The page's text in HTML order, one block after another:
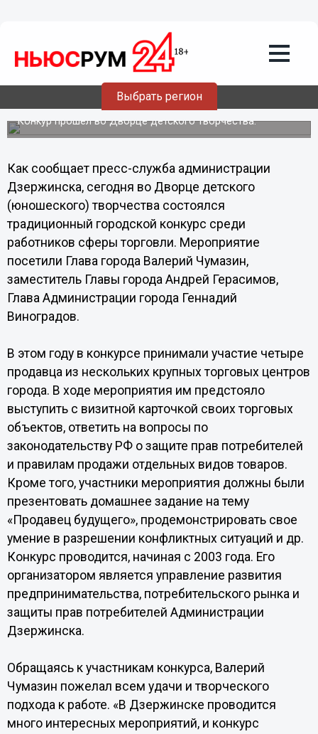
Выбрать регион
06.11.201318:38
Лучшего продавца определили в
Дзержинске Нижегородской области
Конкур прошел во Дворце детского творчества.
Как сообщает пресс-служба администрации
Дзержинска, сегодня во Дворце детского
(юношеского) творчества состоялся
традиционный городской конкурс среди
работников сферы торговли. Мероприятие
посетили Глава города Валерий Чумазин,
заместитель Главы города Андрей Герасимов,
Глава Администрации города Геннадий
Виноградов.
В этом году в конкурсе принимали участие четыре
продавца из нескольких крупных торговых центров
города. В ходе мероприятия им предстояло
выступить с визитной карточкой своих торговых
объектов, ответить на вопросы по
законодательству РФ о защите прав потребителей
и правилам продажи отдельных видов товаров.
Кроме того, участники мероприятия должны были
презентовать домашнее задание на тему
«Продавец будущего», продемонстрировать свое
умение в разрешении конфликтных ситуаций и др.
Конкурс проводится, начиная с 2003 года. Его
организатором является управление развития
предпринимательства, потребительского рынка и
защиты прав потребителей Администрации
Дзержинска.
Обращаясь к участникам конкурса, Валерий
Чумазин пожелал всем удачи и творческого
подхода к работе. «В Дзержинске проводится
много интересных мероприятий, и конкурс